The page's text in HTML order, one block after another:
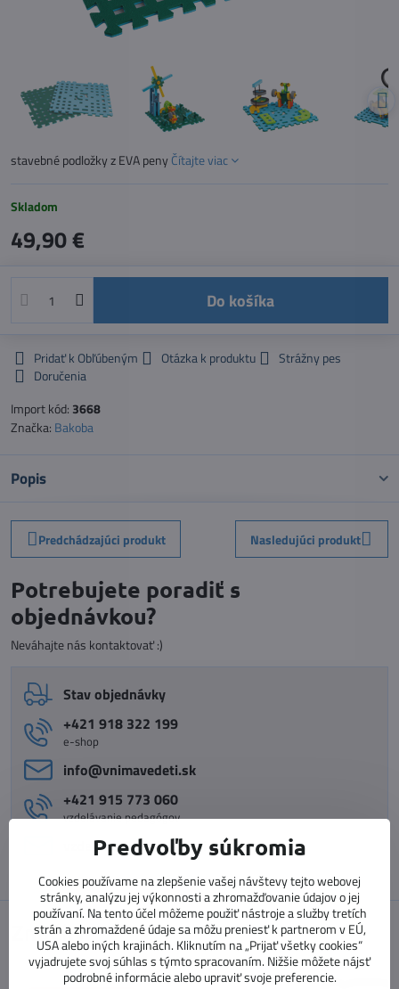
stavebné podložky z EVA penyČítajte viac
Skladom
49,90 €
Do košíka
Pridať k Obľúbeným Otázka k produktu
Strážny pes
Doručenia
Import kód: 3668
Značka: Bakoba
Popis
Predchádzajúci produkt Nasledujúci produkt
Potrebujete poradiť s
objednávkou?
Neváhajte nás kontaktovať :)
Stav objednávky
+421 918 322 199
e-shop
info​@vnimavedeti​.sk
+421 915 773 060
vzdelávanie pedagógov
vzdelavanie​@prosolutions​.sk
Značky
Predvoľby súkromia
Cookies používame na zlepšenie vašej návštevy tejto webovej
stránky, analýzu jej výkonnosti a zhromažďovanie údajov o jej
používaní. Na tento účel môžeme použiť nástroje a služby tretích
strán a zhromaždené údaje sa môžu preniesť k partnerom v EÚ,
USA alebo iných krajinách. Kliknutím na „Prijať všetky cookies“
vyjadrujete svoj súhlas s týmto spracovaním. Nižšie môžete nájsť
podrobné informácie alebo upraviť svoje preferencie.